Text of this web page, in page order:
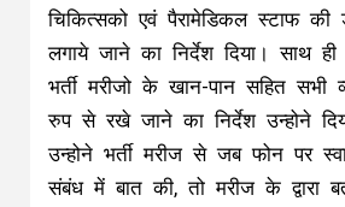
चिकित्सको एवं पैरामेडिकल स्टाफ
लगाये जाने का निर्देश दिया। साथ
भर्ती मरीजो के खान-पान सहित सभी
रुप से रखे जाने का निर्देश उन्होने
उन्होने भर्ती मरीज से जब फोन पर
संबंध में बात की, तो मरीज के द्वारा